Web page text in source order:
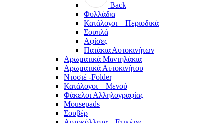
Back
Φυλλάδια
Κατάλογοι – Περιοδικά
Σουπλά
Αφίσες
Πατάκια Αυτοκινήτων
Αρωματικά Μαντηλάκια
Αρωματικά Αυτοκινήτου
Ντοσιέ -Folder
Κατάλογοι – Μενού
Φάκελοι Αλληλογραφίας
Mousepads
Σουβέρ